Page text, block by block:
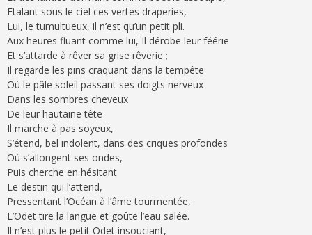
Etalant sous le ciel ces vertes draperies,
Lui, le tumultueux, il n’est qu’un petit pli.
Aux heures fluant comme lui, Il dérobe leur féérie
Et s’attarde à rêver sa grise rêverie ;
Il regarde les pins craquant dans la tempête
Où le pâle soleil passant ses doigts nerveux
Dans les sombres cheveux
De leur hautaine tête
Il marche à pas soyeux,
S’étend, bel indolent, dans des criques profondes
Où s’allongent ses ondes,
Puis cherche en hésitant
Le destin qui l’attend,
Pressentant l’Océan à l’âme tourmentée,
L’Odet tire la langue et goûte l’eau salée.
Il n’est plus le petit Odet insouciant,